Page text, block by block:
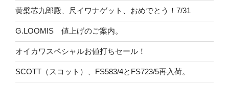
黄檗芯九郎殿、尺イワナゲット、おめでとう！7/31
G.LOOMIS 値上げのご案内。
オイカワスペシャルお値打ちセール！
SCOTT（スコット）、FS583/4とFS723/5再入荷。